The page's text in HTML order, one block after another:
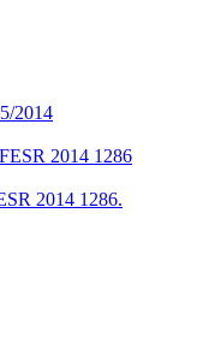
2014
2014 1286
2014 1286.